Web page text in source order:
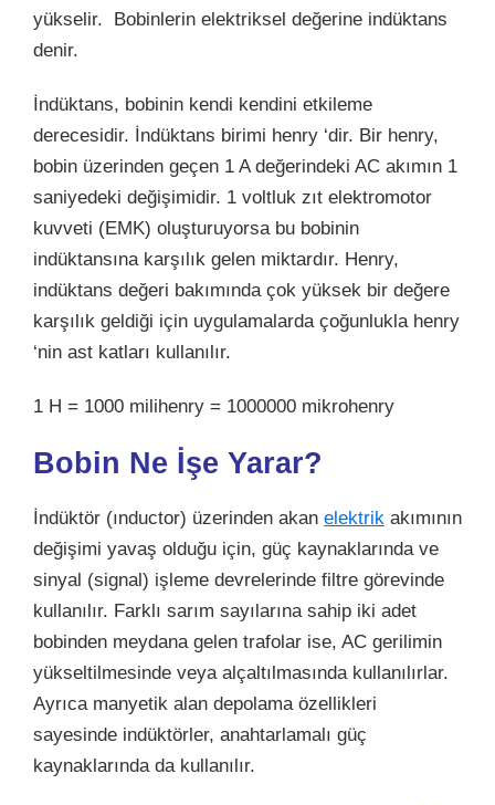
yükselir. Bobinlerin elektriksel değerine indüktans
denir.
İndüktans, bobinin kendi kendini etkileme
derecesidir. İndüktans birimi henry ‘dir. Bir henry,
bobin üzerinden geçen 1 A değerindeki AC akımın 1
saniyedeki değişimidir. 1 voltluk zıt elektromotor
kuvveti (EMK) oluşturuyorsa bu bobinin
indüktansına karşılık gelen miktardır. Henry,
indüktans değeri bakımında çok yüksek bir değere
karşılık geldiği için uygulamalarda çoğunlukla henry
‘nin ast katları kullanılır.
1 H = 1000 milihenry = 1000000 mikrohenry
Bobin Ne İşe Yarar?
İndüktör (ınductor) üzerinden akan elektrik akımının
değişimi yavaş olduğu için, güç kaynaklarında ve
sinyal (signal) işleme devrelerinde filtre görevinde
kullanılır. Farklı sarım sayılarına sahip iki adet
bobinden meydana gelen trafolar ise, AC gerilimin
yükseltilmesinde veya alçaltılmasında kullanılırlar.
Ayrıca manyetik alan depolama özellikleri
sayesinde indüktörler, anahtarlamalı güç
kaynaklarında da kullanılır.